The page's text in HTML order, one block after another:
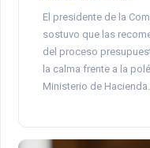
El presidente de la
sostuvo que las
del proceso
la calma frente a la
Ministerio de Hacienda.